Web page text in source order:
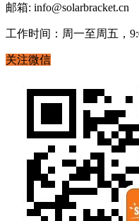
邮箱: info@solarbracket.cn
工作时间：周一至周五，
关注微信